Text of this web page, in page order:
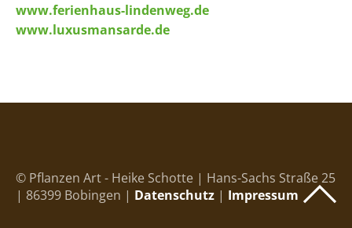
www.ferienhaus-lindenweg.de
www.luxusmansarde.de
© Pflanzen Art - Heike Schotte | Hans-Sachs Straße 25
| 86399 Bobingen | Datenschutz | Impressum